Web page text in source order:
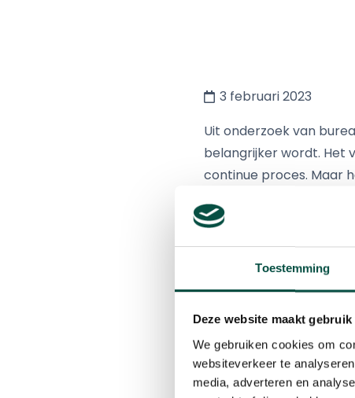
Toestemming
Deze website maakt
We gebruiken cookies om
websiteverkeer te
media, adverteren en
3 februari 2023
Uit onderzoek van
belangrijker wordt. Het
continue proces. Maar
ontwikkelcyclus. Na
Meer weten over dit
structuur.’
Programma